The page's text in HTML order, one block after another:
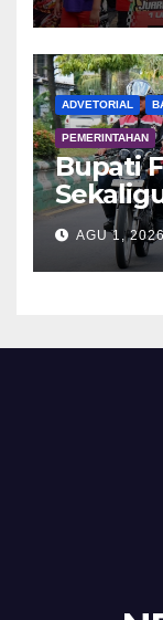
ADVETORIAL
PEMERINTAHAN
Bupati
Club
AGU 1,